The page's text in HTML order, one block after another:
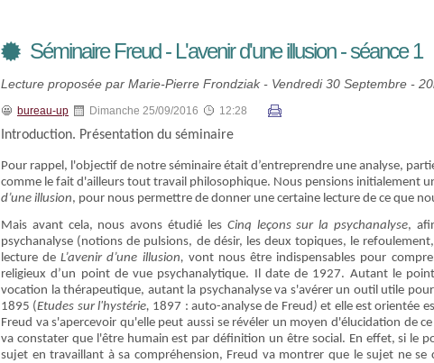
Séminaire Freud - L'avenir d'une illusion - séance 1
Lecture proposée par Marie-Pierre Frondziak - Vendredi 30 Septembre -
bureau-up Dimanche 25/09/2016 12:28
Introduction. Présentation du séminaire
Pour rappel, l'objectif de notre séminaire était d’entreprendre une analyse,
comme le fait d'ailleurs tout travail philosophique. Nous pensions initialement
d’une illusion, pour nous permettre de donner une certaine lecture de ce que
Mais avant cela, nous avons étudié les Cinq leçons sur la psychanalyse,
psychanalyse (notions de pulsions, de désir, les deux topiques, le
lecture deL’avenir d’une illusion, vont nous être indispensables pour
religieux d’un point de vue psychanalytique. Il date de 1927. Autant le
vocation la thérapeutique, autant la psychanalyse va s'avérer un outil utile
1895 (Etudes sur l'hystérie, 1897 : auto-analyse de Freud )et elle est orientée
Freud va s'apercevoir qu'elle peut aussi se révéler un moyen d'élucidation de
va constater que l'être humain est par définition un être social. En effet, si le
sujet en travaillant à sa compréhension, Freud va montrer que le sujet ne